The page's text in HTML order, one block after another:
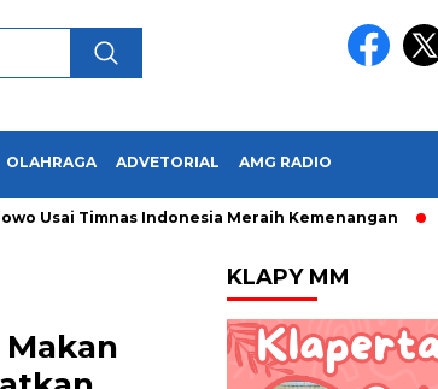
OLAHRAGA ADVETORIAL AMG RADIO
Timnas Indonesia Meraih Kemenangan
KLAPY MM